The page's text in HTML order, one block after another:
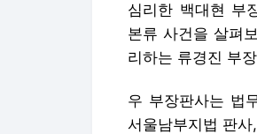
심리한 백대현 부
본류 사건을 살펴
리하는 류경진 부
우 부장판사는 법
서울남부지법 판